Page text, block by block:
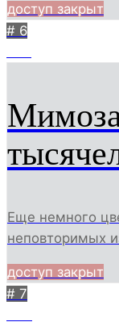
доступ закрыт
# 6
Еще немного
неповторимых
доступ закрыт
# 7